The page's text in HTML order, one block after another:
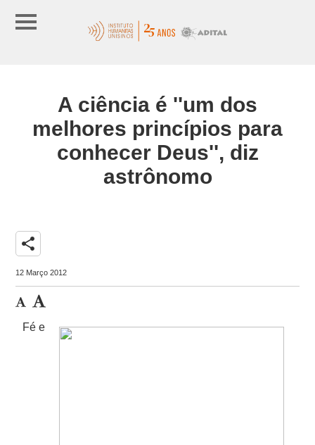
A ciência é ''um dos
melhores princípios para
conhecer Deus'', diz
astrônomo
share
12 Março 2012
Fé e